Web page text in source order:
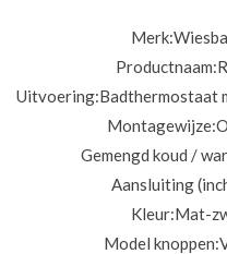
Productnaam:
Uitvoering:Badthermostaat
Montagewijze:
Gemengd koud /
Aansluiting
Kleur:Mat-
Model knoppen: